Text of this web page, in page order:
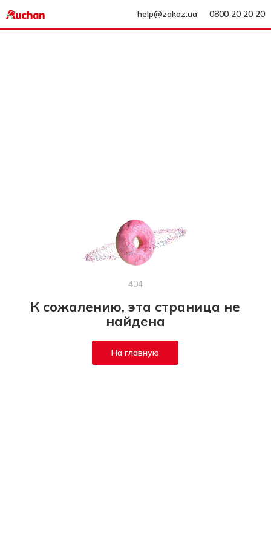
help@zakaz.ua 0800 20 20 20
404
К сожалению, эта страница не
найдена
На главную